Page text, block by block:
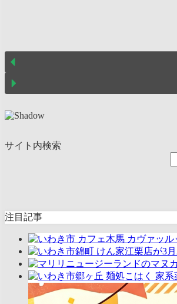
サイト内検索
注目記事